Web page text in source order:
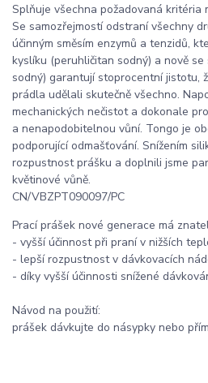
Splňuje všechna požadovaná kritéria
Se samozřejmostí odstraní všechny
účinným směsím enzymů a tenzidů,
kyslíku (peruhličitan sodný) a nově
sodný) garantují stoprocentní jistotu,
prádla udělali skutečně všechno.
mechanických nečistot a dokonale
a nenapodobitelnou vůní. Tongo je
podporující odmašťování. Snížením
rozpustnost prášku a doplnili jsme
květinové vůně.
CN/VBZPT090097/PC
Prací prášek nové generace má
- vyšší účinnost při praní v nižších
- lepší rozpustnost v dávkovacích
- díky vyšší účinnosti snížené
Návod na použití:
prášek dávkujte do násypky nebo